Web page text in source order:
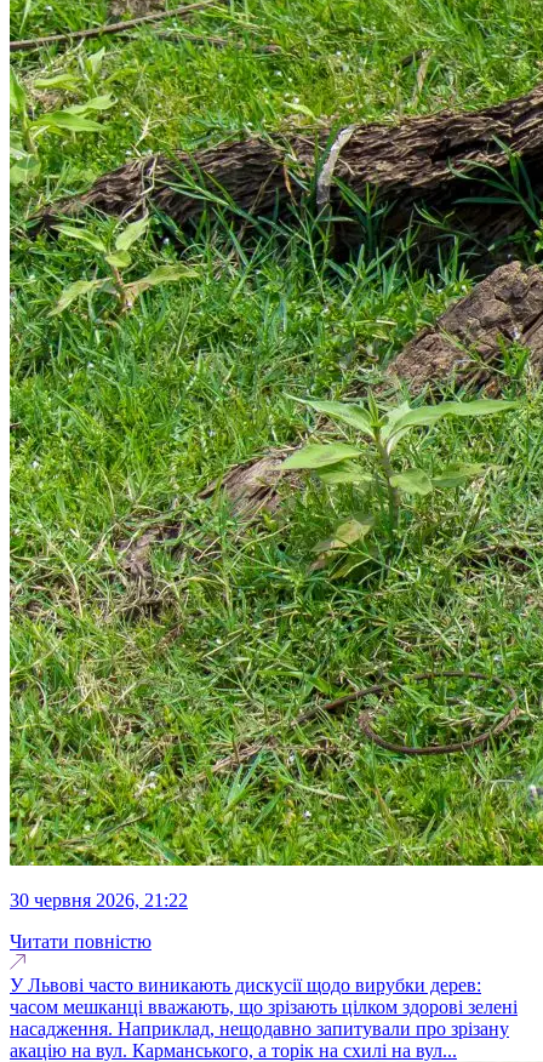
30 червня 2026, 21:22
Читати повністю
У Львові часто виникають дискусії щодо вирубки дерев:
часом мешканці вважають, що зрізають цілком здорові зелені
насадження. Наприклад, нещодавно запитували про зрізану
акацію на вул. Карманського, а торік на схилі на вул...